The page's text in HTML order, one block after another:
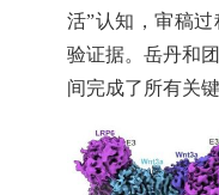
活”认知，审稿
验证据。岳丹和
间完成了所有关